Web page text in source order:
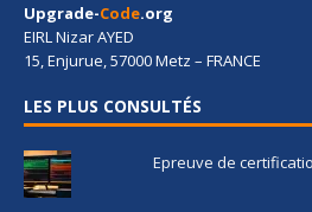
Upgrade-Code.org
EIRL Nizar AYED
15, Enjurue, 57000 Metz – FRANCE
LES PLUS CONSULTÉS
Epreuve de